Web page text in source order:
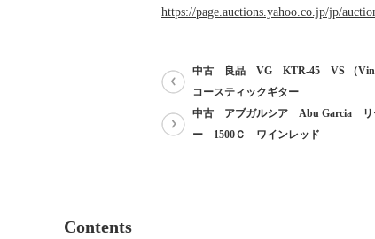
https://page.auctions.yahoo.co.jp/jp/
中古 良品 VG KTR-45 VS （
コースティックギター
中古 アブガルシア Abu Garcia リ
ー 1500Ｃ ワインレッド
Contents